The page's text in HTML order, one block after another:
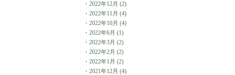
・ 2022年12月 (2)
・ 2022年11月 (4)
・ 2022年10月 (4)
・ 2022年6月 (1)
・ 2022年3月 (2)
・ 2022年2月 (2)
・ 2022年1月 (2)
・ 2021年12月 (4)